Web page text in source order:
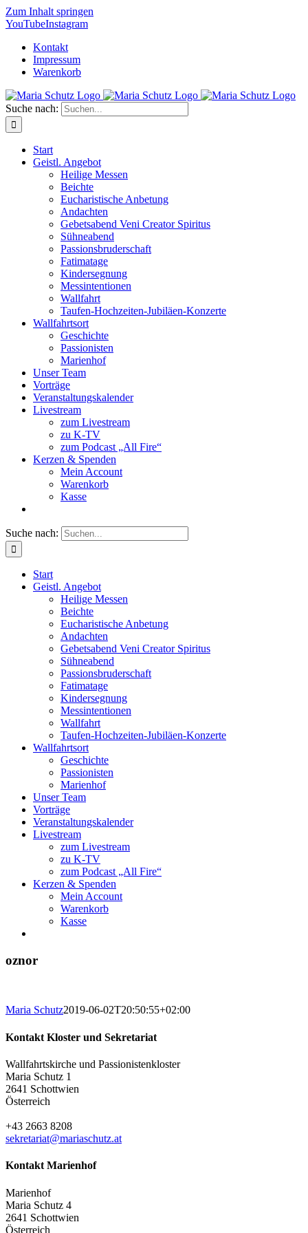
Zum Inhalt springen
YouTubeInstagram
Kontakt
Impressum
Warenkorb
Suche nach:
Start
Geistl. Angebot
Heilige Messen
Beichte
Eucharistische Anbetung
Andachten
Gebetsabend Veni Creator Spiritus
Sühneabend
Passionsbruderschaft
Fatimatage
Kindersegnung
Messintentionen
Wallfahrt
Taufen-Hochzeiten-Jubiläen-Konzerte
Wallfahrtsort
Geschichte
Passionisten
Marienhof
Unser Team
Vorträge
Veranstaltungskalender
Livestream
zum Livestream
zu K-TV
zum Podcast „All Fire“
Kerzen & Spenden
Mein Account
Warenkorb
Kasse
Suche nach:
Start
Geistl. Angebot
Heilige Messen
Beichte
Eucharistische Anbetung
Andachten
Gebetsabend Veni Creator Spiritus
Sühneabend
Passionsbruderschaft
Fatimatage
Kindersegnung
Messintentionen
Wallfahrt
Taufen-Hochzeiten-Jubiläen-Konzerte
Wallfahrtsort
Geschichte
Passionisten
Marienhof
Unser Team
Vorträge
Veranstaltungskalender
Livestream
zum Livestream
zu K-TV
zum Podcast „All Fire“
Kerzen & Spenden
Mein Account
Warenkorb
Kasse
oznor
Maria Schutz2019-06-02T20:50:55+02:00
Kontakt Kloster und Sekretariat
Wallfahrtskirche und Passionistenkloster
Maria Schutz 1
2641 Schottwien
Österreich
+43 2663 8208
sekretariat@mariaschutz.at
Kontakt Marienhof
Marienhof
Maria Schutz 4
2641 Schottwien
Österreich